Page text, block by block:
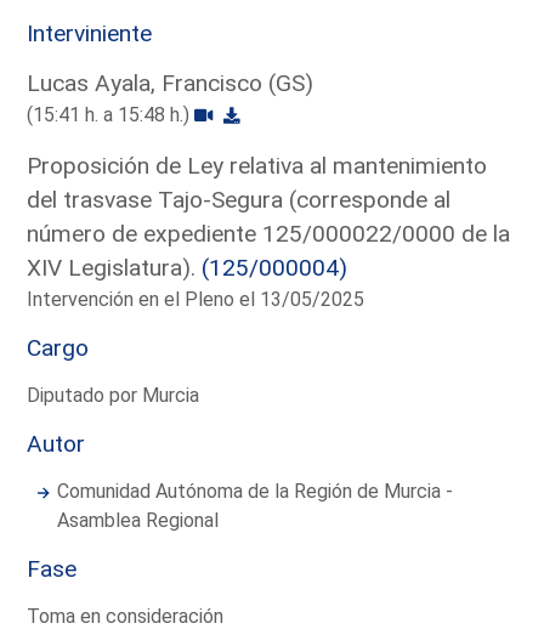
Interviniente
Lucas Ayala, Francisco (GS)
(15:41 h. a 15:48 h.)
Proposición de Ley relativa al mantenimiento
del trasvase Tajo-Segura (corresponde al
número de expediente 125/000022/0000 de la
XIV Legislatura). (125/000004)
Intervención en el Pleno el 13/05/2025
Cargo
Diputado por Murcia
Autor
Comunidad Autónoma de la Región de Murcia -
Asamblea Regional
Fase
Toma en consideración